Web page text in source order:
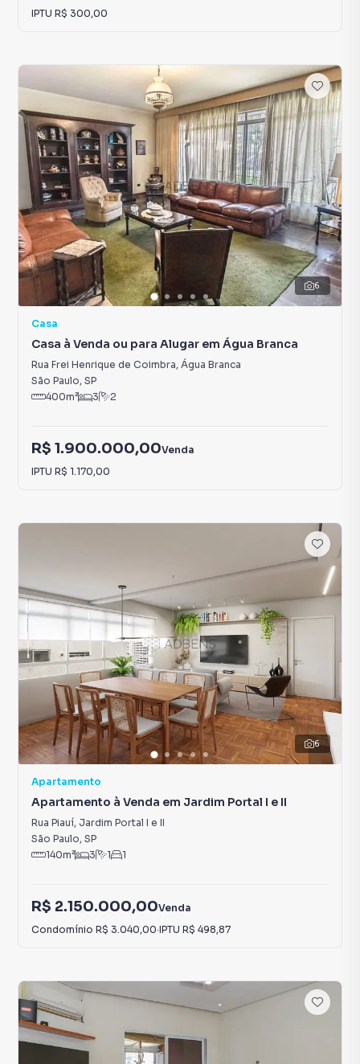
IPTU R$ 300,00
6
Casa
Casa à Venda ou para Alugar em Água Branca
Rua Frei Henrique de Coimbra, Água Branca
São Paulo, SP
400m² 3 2
R$ 1.900.000,00Venda
IPTU R$ 1.170,00
6
Apartamento
Apartamento à Venda em Jardim Portal I e II
Rua Piauí, Jardim Portal I e II
São Paulo, SP
140m² 3 1 1
R$ 2.150.000,00Venda
Condomínio R$ 3.040,00·IPTU R$ 498,87